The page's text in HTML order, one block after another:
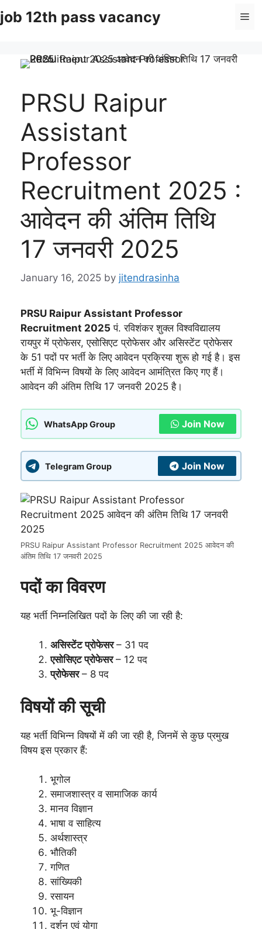
to
job 12th pass vacancy
PRSU Raipur
Assistant
Professor
Recruitment 2025 :
आवेदन की अंतिम तिथि
17 जनवरी 2025
January 16, 2025 by jitendrasinha
PRSU Raipur Assistant Professor
Recruitment 2025 पं. रविशंकर शुक्ल विश्वविद्यालय
रायपुर में प्रोफेसर, एसोसिएट प्रोफेसर और असिस्टेंट प्रोफेसर
के 51 पदों पर भर्ती के लिए आवेदन प्रक्रिया शुरू हो गई है। इस
भर्ती में विभिन्न विषयों के लिए आवेदन आमंत्रित किए गए हैं।
आवेदन की अंतिम तिथि 17 जनवरी 2025 है।
WhatsApp Group Join Now
Telegram Group Join Now
PRSU Raipur Assistant Professor Recruitment 2025 आवेदन की
अंतिम तिथि 17 जनवरी 2025
पदों का विवरण
यह भर्ती निम्नलिखित पदों के लिए की जा रही है:
असिस्टेंट प्रोफेसर– 31 पद
एसोसिएट प्रोफेसर– 12 पद
प्रोफेसर– 8 पद
विषयों की सूची
यह भर्ती विभिन्न विषयों में की जा रही है, जिनमें से कुछ प्रमुख
विषय इस प्रकार हैं:
भूगोल
समाजशास्त्र व सामाजिक कार्य
मानव विज्ञान
भाषा व साहित्य
अर्थशास्त्र
भौतिकी
गणित
सांख्यिकी
रसायन
भू-विज्ञान
दर्शन एवं योगा